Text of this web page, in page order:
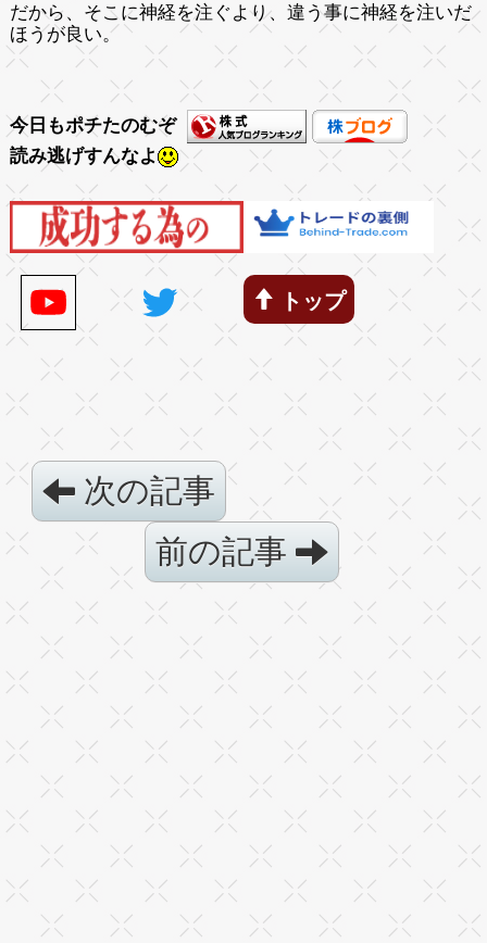
だから、そこに神経を注ぐより、違う事に神経を注いだ
ほうが良い。
今日もポチたのむぞ
読み逃げすんなよ
トップ
次の記事
前の記事